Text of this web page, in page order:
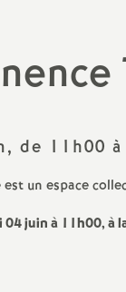
d’aptitude
: congés,
de 11h00
un espace
04 juin à 11h00, à